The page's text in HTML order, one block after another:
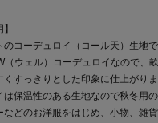
コーデュロイ（コール天）生地で
（ウェル）コーデュロイなので、
すっきりとした印象に仕上がりま
は保温性のある生地なので秋冬用
などのお洋服をはじめ、小物、雑